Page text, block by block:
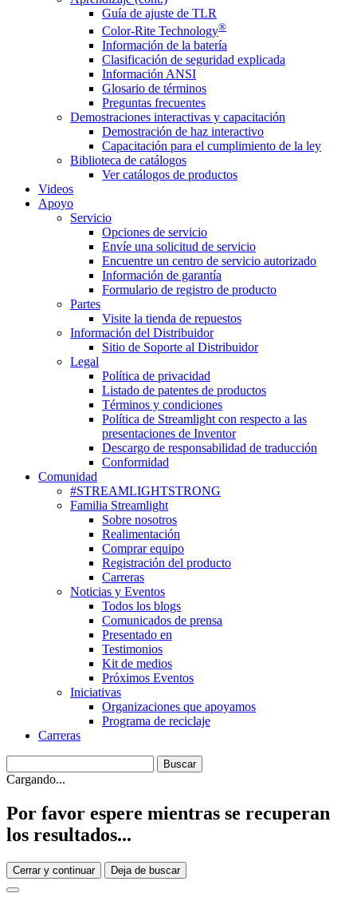
Guía de ajuste de TLR
Color-Rite Technology®
Información de la batería
Clasificación de seguridad explicada
Información ANSI
Glosario de términos
Preguntas frecuentes
Demostraciones interactivas y capacitación
Demostración de haz interactivo
Capacitación para el cumplimiento de la ley
Biblioteca de catálogos
Ver catálogos de productos
Videos
Apoyo
Servicio
Opciones de servicio
Envíe una solicitud de servicio
Encuentre un centro de servicio autorizado
Información de garantía
Formulario de registro de producto
Partes
Visite la tienda de repuestos
Información del Distribuidor
Sitio de Soporte al Distribuidor
Legal
Política de privacidad
Listado de patentes de productos
Términos y condiciones
Política de Streamlight con respecto a las
presentaciones de Inventor
Descargo de responsabilidad de traducción
Conformidad
Comunidad
#STREAMLIGHTSTRONG
Familia Streamlight
Sobre nosotros
Realimentación
Comprar equipo
Registración del producto
Carreras
Noticias y Eventos
Todos los blogs
Comunicados de prensa
Presentado en
Testimonios
Kit de medios
Próximos Eventos
Iniciativas
Organizaciones que apoyamos
Programa de reciclaje
Carreras
Cargando...
Por favor espere mientras se recuperan
los resultados...
Cerrar y continuar Deja de buscar